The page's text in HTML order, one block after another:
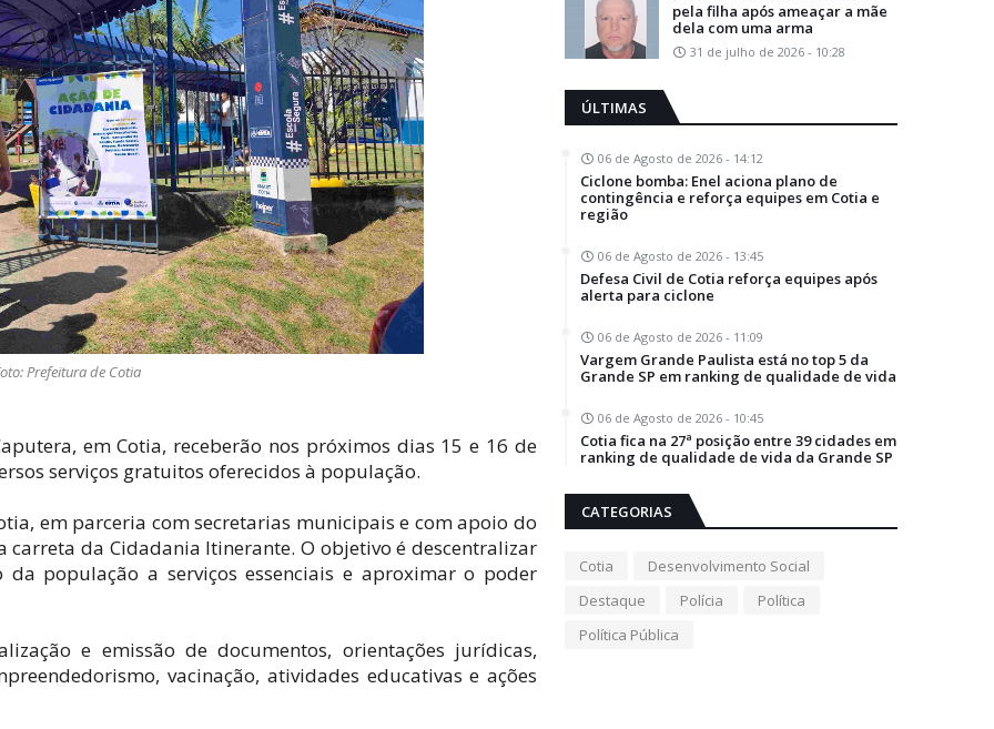
Prefeitura de Cotia
em Cotia, receberão nos próximos dias 15 e 16 de
serviços gratuitos oferecidos à população.
em parceria com secretarias municipais e com apoio do
carreta da Cidadania Itinerante. O objetivo é descentralizar
população a serviços essenciais e aproximar o poder
e emissão de documentos, orientações jurídicas,
vacinação, atividades educativas e ações
pela filha após ameaçar a mãe
dela com uma arma
31 de julho de 2026 - 10:28
ÚLTIMAS
06 de Agosto de 2026 - 14:12
Ciclone bomba: Enel aciona plano de
contingência e reforça equipes em Cotia e
região
06 de Agosto de 2026 - 13:45
Defesa Civil de Cotia reforça equipes após
alerta para ciclone
06 de Agosto de 2026 - 11:09
Vargem Grande Paulista está no top 5 da
Grande SP em ranking de qualidade de vida
06 de Agosto de 2026 - 10:45
Cotia fica na 27ª posição entre 39 cidades em
ranking de qualidade de vida da Grande SP
CATEGORIAS
Cotia
Desenvolvimento Social
Destaque
Polícia
Política
Política Pública